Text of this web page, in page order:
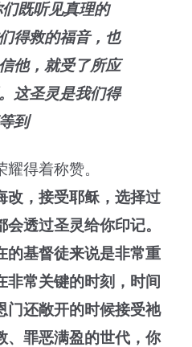
们既听见真理的
得救的福音，也
他，就受了所应
这圣灵是我们得
到
得着称赞。
改，接受耶稣，选择过
透过圣灵给你印记。
的基督徒来说是非常重
非常关键的时刻，时间
门还敞开的时候接受祂
、罪恶满盈的世代，你